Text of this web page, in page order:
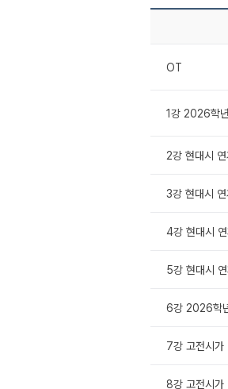
OT
1강 2026학
2강 현대시
3강 현대시
4강 현대시
5강 현대시
6강 2026학
7강 고전시
8강 고전시